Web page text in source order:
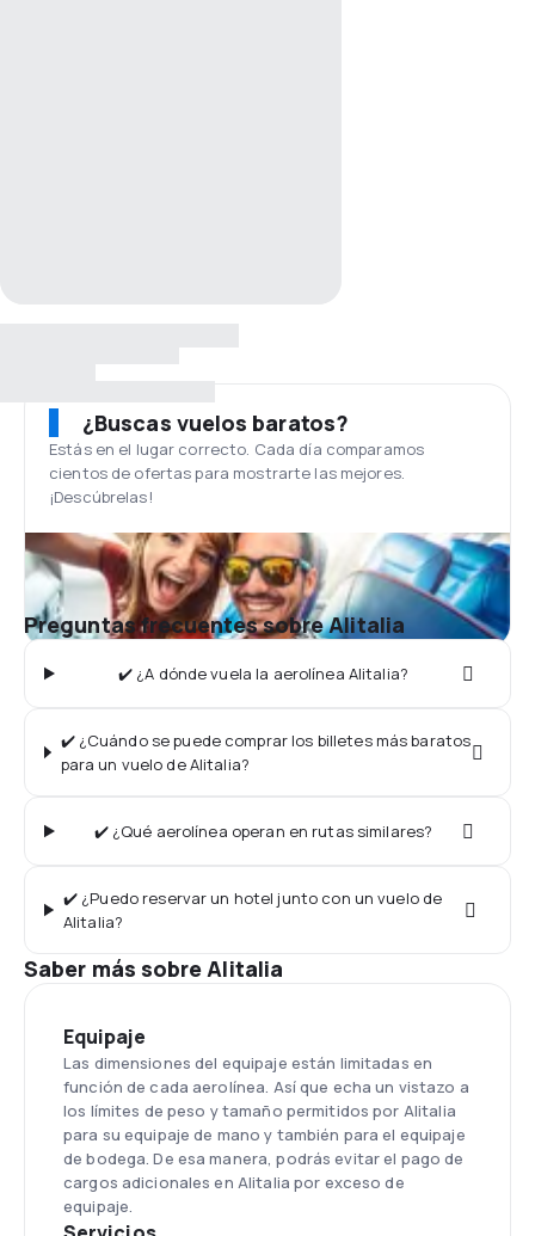
¿Buscas vuelos baratos?
Estás en el lugar correcto. Cada día comparamos
cientos de ofertas para mostrarte las mejores.
¡Descúbrelas!
Preguntas frecuentes sobre Alitalia
✔️ ¿A dónde vuela la aerolínea Alitalia?
✔️ ¿Cuándo se puede comprar los billetes más baratos
para un vuelo de Alitalia?
✔️ ¿Qué aerolínea operan en rutas similares?
✔️ ¿Puedo reservar un hotel junto con un vuelo de
Alitalia?
Saber más sobre Alitalia
Equipaje
Las dimensiones del equipaje están limitadas en
función de cada aerolínea. Así que echa un vistazo a
los límites de peso y tamaño permitidos por Alitalia
para su equipaje de mano y también para el equipaje
de bodega. De esa manera, podrás evitar el pago de
cargos adicionales en Alitalia por exceso de
equipaje.